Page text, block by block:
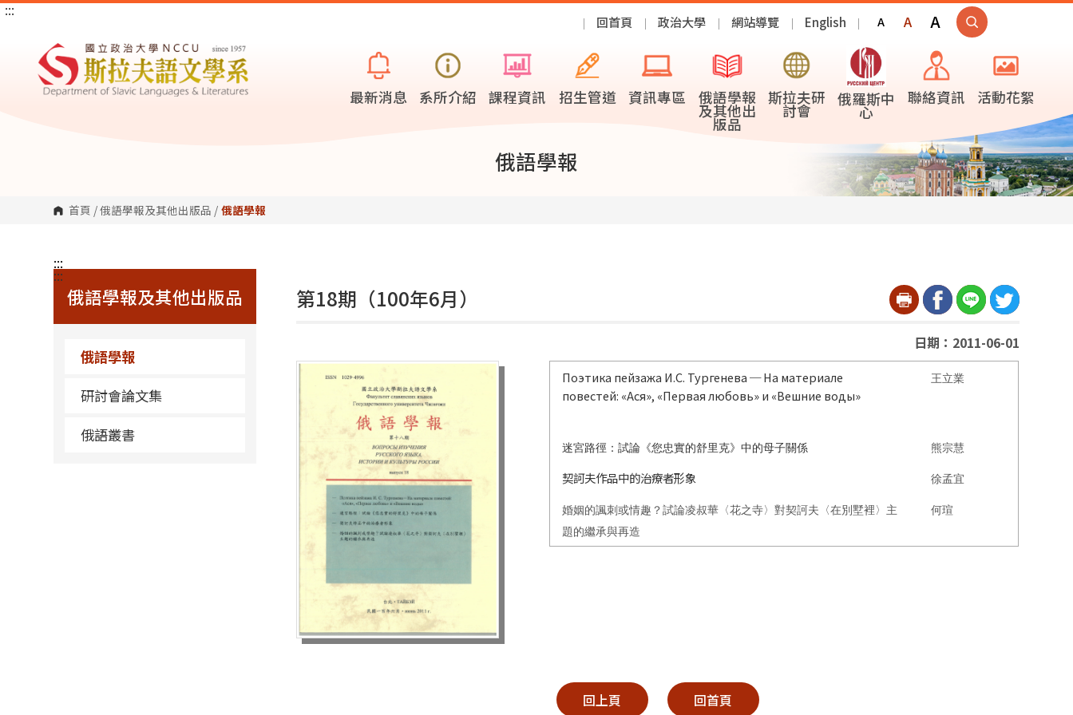
跳
:::
回首頁 政治大學 網站導覽 English A A A
最新消息 系所介紹 課程資訊 招生管道 資訊專區 俄語學報
及其他出
版品
斯拉夫研
討會
俄羅斯中
心
聯絡資訊 活動花絮
俄語學報
首頁 /俄語學報及其他出版品 / 俄語學報
:::
俄語學報及其他出版品
俄語學報
研討會論文集
俄語叢書
:::
第18期（100年6月）
日期：2011-06-01
Поэтика пейзажа И.С. Тургенева ─ На материале
повестей: «Ася», «Первая любовь» и «Вешние воды»
王立業
迷宮路徑：試論《您忠實的舒里克》中的母子關係 熊宗慧
契訶夫作品中的治療者形象 徐孟宜
婚姻的諷刺或情趣？試論凌叔華〈花之寺〉對契訶夫〈在別墅裡〉主
題的繼承與再造
何瑄
回上頁 回首頁